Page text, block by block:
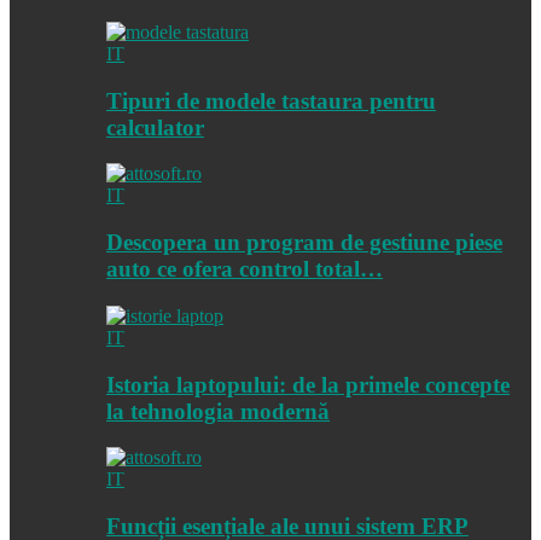
IT
Tipuri de modele tastaura pentru
calculator
IT
Descopera un program de gestiune piese
auto ce ofera control total…
IT
Istoria laptopului: de la primele concepte
la tehnologia modernă
IT
Funcții esențiale ale unui sistem ERP